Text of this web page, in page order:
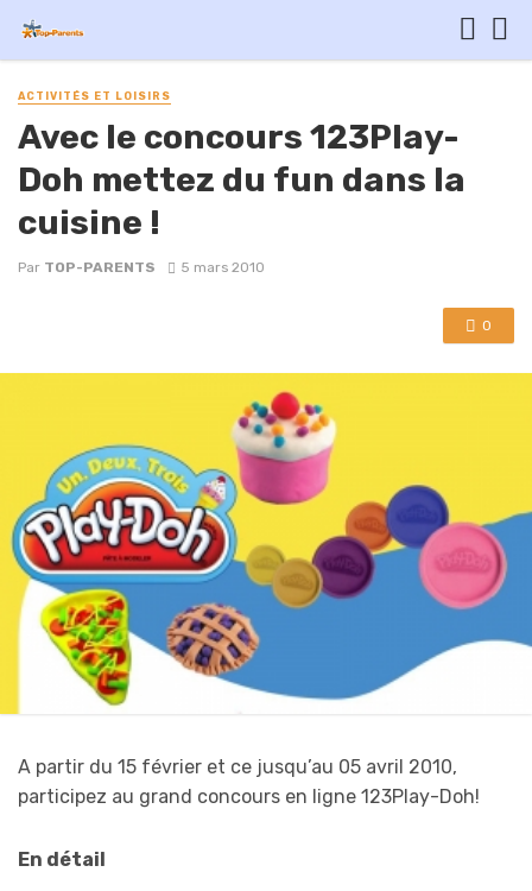
ACTIVITÉS ET LOISIRS
Avec le concours 123Play-
Doh mettez du fun dans la
cuisine !
Par TOP-PARENTS 5 mars 2010
0
A partir du 15 février et ce jusqu’au 05 avril 2010,
participez au grand concours en ligne 123Play-Doh!
En détail